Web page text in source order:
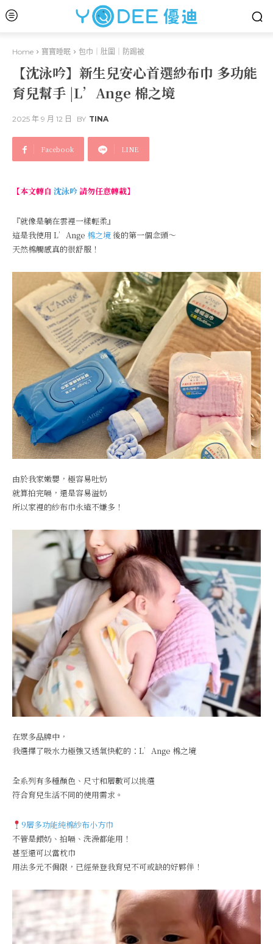
Home 寶寶睡眠 包巾｜肚圍｜防踢被
【沈泳吟】新生兒安心首選紗布巾 多功能
育兒幫手 |L’Ange 棉之境
2025 年 9 月 12 日 BY TINA
Facebook LINE
【本文轉自 沈泳吟請勿任意轉載】
『就像是躺在雲裡一樣輕柔』
這是我使用 L’Ange 棉之境後的第一個念頭～
天然棉觸感真的很舒服！
由於我家嫩嬰，極容易吐奶
就算拍完嗝，還是容易溢奶
所以家裡的紗布巾永遠不嫌多！
在眾多品牌中，
我選擇了吸水力極強又透氣快乾的：L’Ange 棉之境
全系列有多種顏色、尺寸和層數可以挑選
符合育兒生活不同的使用需求。
9層多功能純棉紗布小方巾
不管是餵奶、拍嗝、洗澡都能用！
甚至還可以當枕巾
用法多元不侷限，已經榮登我育兒不可或缺的好夥伴！